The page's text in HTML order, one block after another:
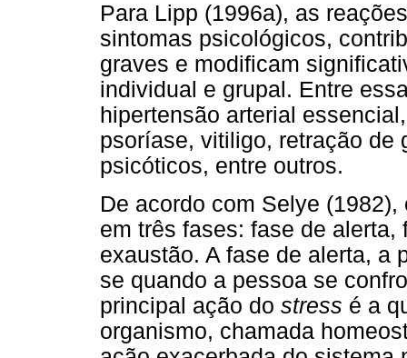
Para Lipp (1996a), as
sintomas psicológicos,
graves e modificam
individual e grupal. Entre
hipertensão arterial
psoríase, vitiligo, retração de
psicóticos, entre outros.
De acordo com Selye
em três fases: fase de
exaustão. A fase de alerta, a
se quando a pessoa se
principal ação do stress é a
organismo, chamada